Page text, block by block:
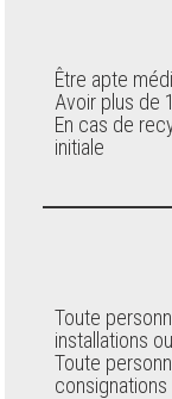
Être apte
Avoir plus de
En cas de
initiale
Toute
installations
Toute
consignations